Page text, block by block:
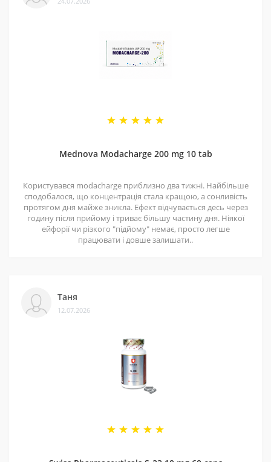
Маємо хороші ціни завдяки прямим контактам із
постачальниками. Часто бувають знижки — слідкуйте
допомогли багатьом клієнтам. Нам приємно, що нас
Mednova Modacharge 200 mg 10 tab
Користувався modacharge приблизно два тижні. Найбільше
сподобалося, що концентрація стала кращою, а сонливість
протягом дня майже зникла. Ефект відчувається десь через
годину після прийому і триває більшу частину дня. Ніякої
ейфорії чи різкого "підйому" немає, просто легше
працювати і довше залишати..
Таня
12.07.2026